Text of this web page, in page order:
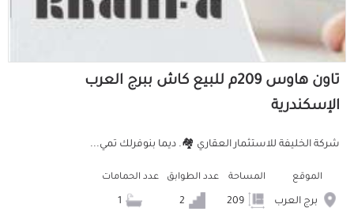
تاون هاوس 209م للبيع كاش ببرج العرب
الإسكندرية
شركة الخليفة للاستثمار العقاري 🏘️. ديما بنوفرلك تمي...
الموقع
برج العرب
المساحة عدد الطوابق عدد الحمامات